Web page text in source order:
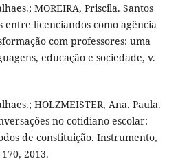
MOREIRA, Priscila. Santos
entre licenciandos como agência
com professores: uma
educação e sociedade, v.
HOLZMEISTER, Ana. Paula.
no cotidiano escolar:
de constituição. Instrumento,
2013.